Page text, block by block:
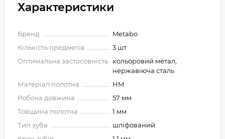
Характеристики
Бренд
Metabo
Кількість предметів
3 шт
Оптимальна застосовність
кольоровий метал,
нержавіюча сталь
Матеріал полотна
HM
Робоча довжина
57 мм
Товщина полотна
1 мм
Тип зуба
шліфований